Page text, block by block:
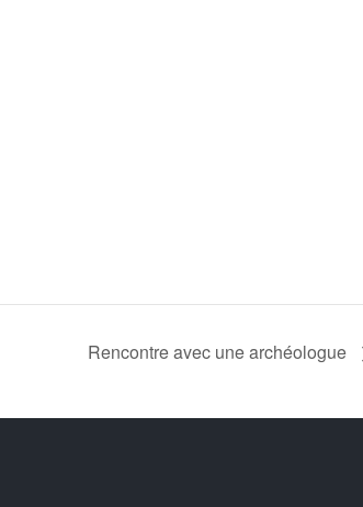
Rencontre avec une archéologue